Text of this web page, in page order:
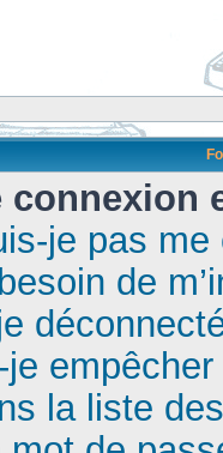
connexion
je pas
de
la liste